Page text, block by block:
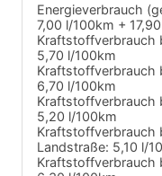
Energieverbrauch
7,00 l/100km +
Kraftstoffverbrauch
5,70 l/100km
Kraftstoffverbrauch
6,70 l/100km
Kraftstoffverbrauch
5,20 l/100km
Kraftstoffverbrauch
Landstraße: 5,10 l/
Kraftstoffverbrauch